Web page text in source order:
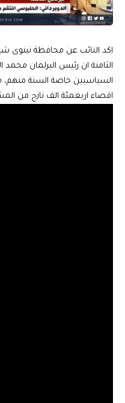
اكد النائب عن محافظة نينوى
الثامنة ان رئيس البرلمان
السياسيين خاصة السنة
اقصاء اربعمئة الف نازح من